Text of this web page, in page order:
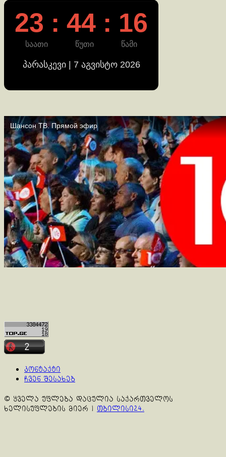
23 : 44 : 16
საათი წუთი წამი
პარასკევი | 7 აგვისტო 2026
კონტაქტი
ჩვენ შესახებ
© ყველა უფლება დაცულია საქართველოს
ხელისუფლების მიერ | თბილისი24.